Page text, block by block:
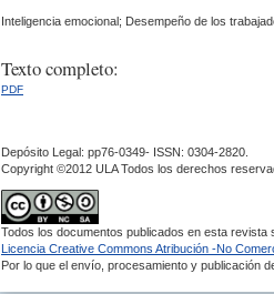
Inteligencia emocional; Desempeño de los
Texto completo:
PDF
Depósito Legal: pp76-0349- ISSN: 0304-2820.
Copyright ©2012 ULA Todos los derechos
Todos los documentos publicados en esta revista
Licencia Creative Commons Atribución -No
Por lo que el envío, procesamiento y publicación